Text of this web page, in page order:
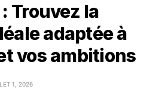
Trouvez la
adaptée à
vos ambitions
1, 2026